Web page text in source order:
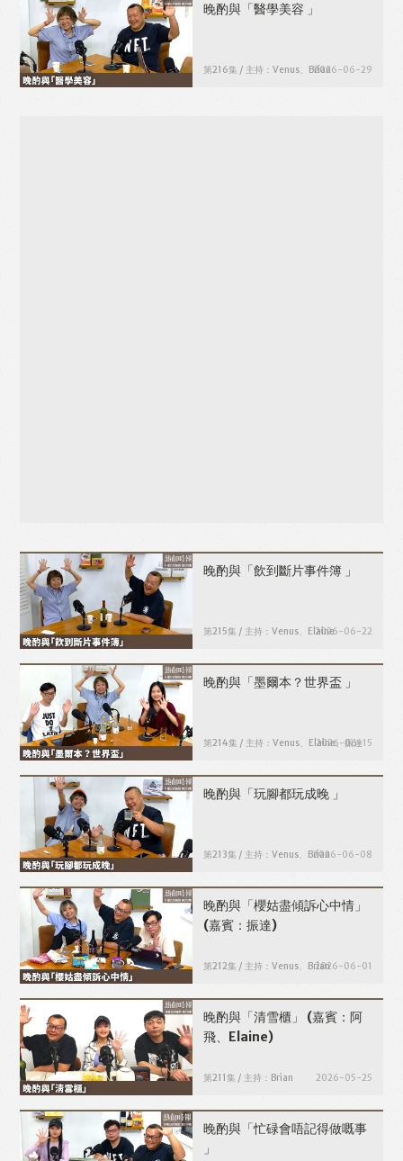
晚酌與「醫學美容 」
第216集 / 主持：Venus、Brian2026-06-29
晚酌與「飲到斷片事件簿 」
第215集 / 主持：Venus、Elaine2026-06-22
晚酌與「墨爾本？世界盃 」
第214集 / 主持：Venus、Elaine、振達
2026-06-15
晚酌與「玩腳都玩成晚 」
第213集 / 主持：Venus、Brian2026-06-08
晚酌與「櫻姑盡傾訴心中情」
(嘉賓：振達)
第212集 / 主持：Venus、Brian2026-06-01
晚酌與「清雪櫃」
(嘉賓：阿
飛、Elaine)
第211集 / 主持：Brian 2026-05-25
晚酌與「忙碌會唔記得做嘅事
」